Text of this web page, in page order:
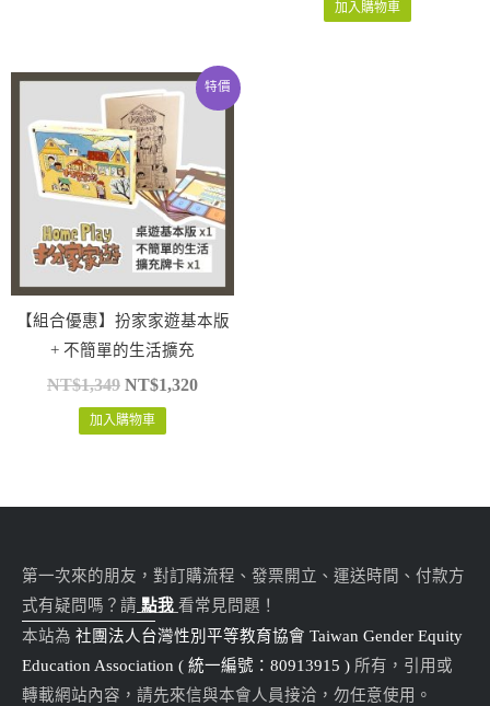
加入購物車
特價
【組合優惠】扮家家遊基本版
+ 不簡單的生活擴充
NT$1,349
原
始
價
格：
NT$1,349。
NT$1,320
目
前
NT$1,320。
加入購物車
第一次來的朋友，對訂購流程、發票開立、運送時間、付款方
式有疑問嗎？請 點我 看常見問題！
本站為 社團法人台灣性別平等教育協會 Taiwan Gender Equity
Education Association ( 統一編號：80913915 ) 所有，引用或
轉載網站內容，請先來信與本會人員接洽，勿任意使用。